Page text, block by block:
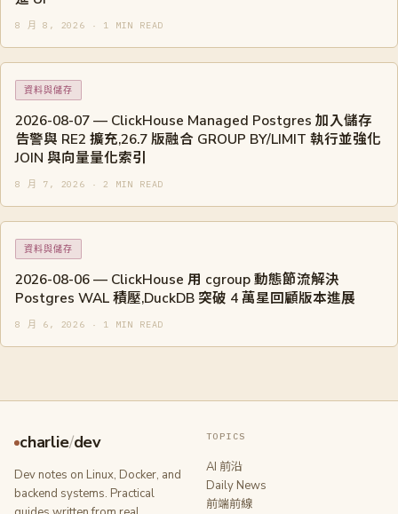
8 月 8, 2026 · 1 MIN READ
資料與儲存
2026-08-07 — ClickHouse Managed Postgres 加入儲存
告警與 RE2 擴充,26.7 版融合 GROUP BY/LIMIT 執行並強化
JOIN 與向量量化索引
8 月 7, 2026 · 2 MIN READ
資料與儲存
2026-08-06 — ClickHouse 用 cgroup 動態節流解決
Postgres WAL 積壓,DuckDB 突破 4 萬星回顧版本進展
8 月 6, 2026 · 1 MIN READ
charlie/dev
Dev notes on Linux, Docker, and
backend systems. Practical
TOPICS
AI 前沿
Daily News
前端前線